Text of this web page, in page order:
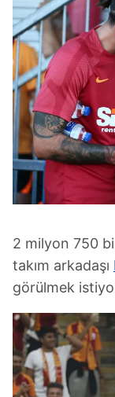
2 milyon 750
takım arkadaşı
görülmek